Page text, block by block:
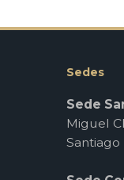
Sedes
Sede
Miguel
Santiago